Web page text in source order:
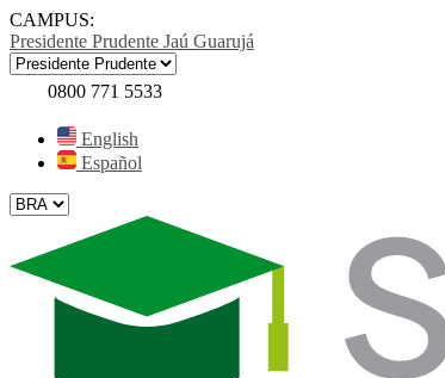
CAMPUS:
Presidente Prudente Jaú Guarujá
0800 771 5533
English
Español